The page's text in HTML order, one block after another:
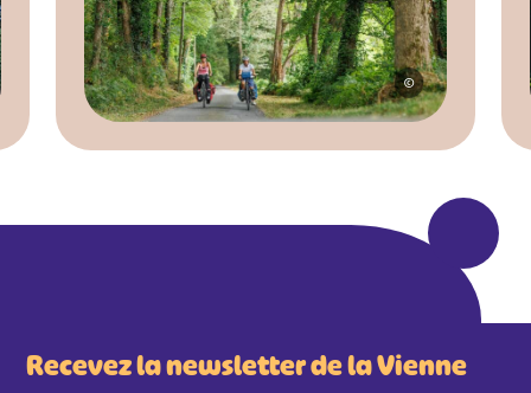
©
Recevez la newsletter de la Vienne